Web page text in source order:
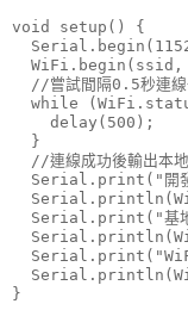
void setup() {
WiFi.begin(ssid,
//嘗試間隔0.5秒連線
while
    delay(500);
  }
//連線成功後輸出本
Serial.print("開
Serial.print("基
}